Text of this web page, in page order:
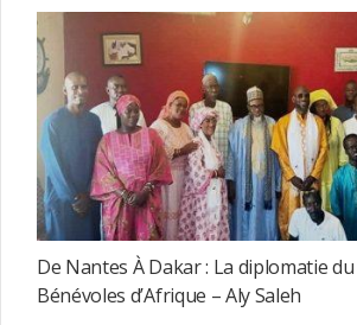
De Nantes À Dakar : La diplomatie
Bénévoles d’Afrique – Aly Saleh